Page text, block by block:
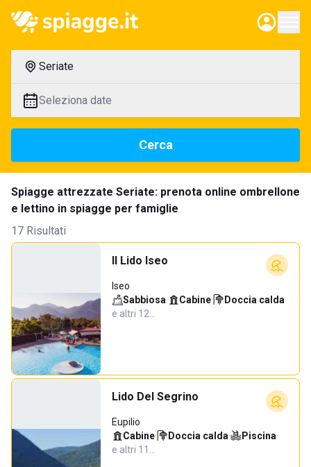
Seriate
Seleziona date
Cerca
Spiagge attrezzate Seriate: prenota online ombrellone
e lettino in spiagge per famiglie
17 Risultati
Il Lido Iseo
Iseo
Sabbiosa· Cabine· Doccia calda·
e altri 12…
Lido Del Segrino
Eupilio
Cabine· Doccia calda· Piscina·
e altri 11…